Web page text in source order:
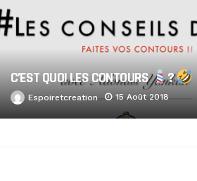
C’EST QUOI LES CONTOURS ?
Espoiretcreation 15 Août 2018